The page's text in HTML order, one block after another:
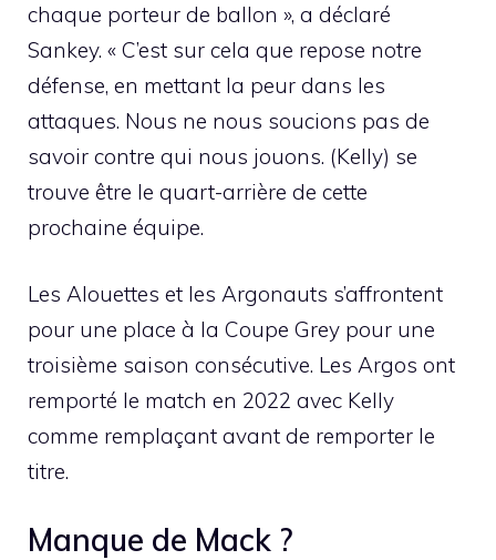
chaque porteur de ballon », a déclaré
Sankey. « C’est sur cela que repose notre
défense, en mettant la peur dans les
attaques. Nous ne nous soucions pas de
savoir contre qui nous jouons. (Kelly) se
trouve être le quart-arrière de cette
prochaine équipe.
Les Alouettes et les Argonauts s’affrontent
pour une place à la Coupe Grey pour une
troisième saison consécutive. Les Argos ont
remporté le match en 2022 avec Kelly
comme remplaçant avant de remporter le
titre.
Manque de Mack ?